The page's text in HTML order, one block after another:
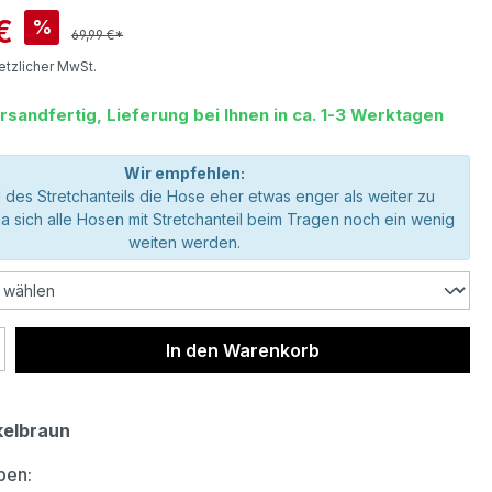
%
69,99 €*
MwSt.
Lieferung bei Ihnen in ca. 1-3 Werktagen
Wir empfehlen:
des Stretchanteils die Hose eher etwas enger als weiter zu
sich alle Hosen mit Stretchanteil beim Tragen noch ein wenig
weiten werden.
Anzahl: Gib den gewünschten Wert
In den Warenkorb